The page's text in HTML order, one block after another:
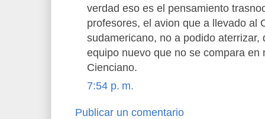
verdad eso es el pensamiento
profesores, el avion que a llevado al
sudamericano, no a podido aterrizar,
equipo nuevo que no se compara en
Cienciano.
7:54 p. m.
Publicar un comentario